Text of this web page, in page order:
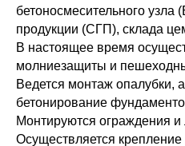
бетоносмесительного узла
продукции (СГП), склада
В настоящее время
молниезащиты и
Ведется монтаж опалубки,
бетонирование
Монтируются ограждения и
Осуществляется